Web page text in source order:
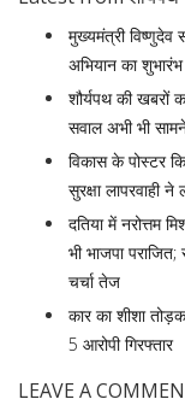
मुख्यमंत्री विष्णुदेव
अभियान का शुभारंभ
शौर्यपथ की
सवाल अभी भी
विकास के पोस्टर
सुरक्षा लापरवाही
दतिया में नरोत्तम
भी भाजपा
चर्चा तेज
कार का शीशा
5 आरोपी गिरफ्तार
LEAVE A